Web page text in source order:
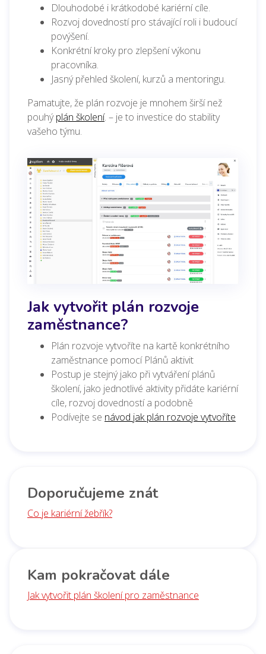
Dlouhodobé i krátkodobé kariérní cíle.
Rozvoj dovedností pro stávající roli i budoucí
povýšení.
Konkrétní kroky pro zlepšení výkonu
pracovníka.
Jasný přehled školení, kurzů a mentoringu.
Pamatujte, že plán rozvoje je mnohem širší než
pouhýplán školení. – je to investice do stability
vašeho týmu.
Jak vytvořit plán rozvoje
zaměstnance?
Plán rozvoje vytvoříte na kartě konkrétního
zaměstnance pomocí Plánů aktivit
Postup je stejný jako při vytváření plánů
školení, jako jednotlivé aktivity přidáte kariérní
cíle, rozvoj dovedností a podobně
Podívejte se návod jak plán rozvoje vytvoříte
Doporučujeme znát
Co je kariérní žebřík?
Kam pokračovat dále
Jak vytvořit plán školení pro zaměstnance